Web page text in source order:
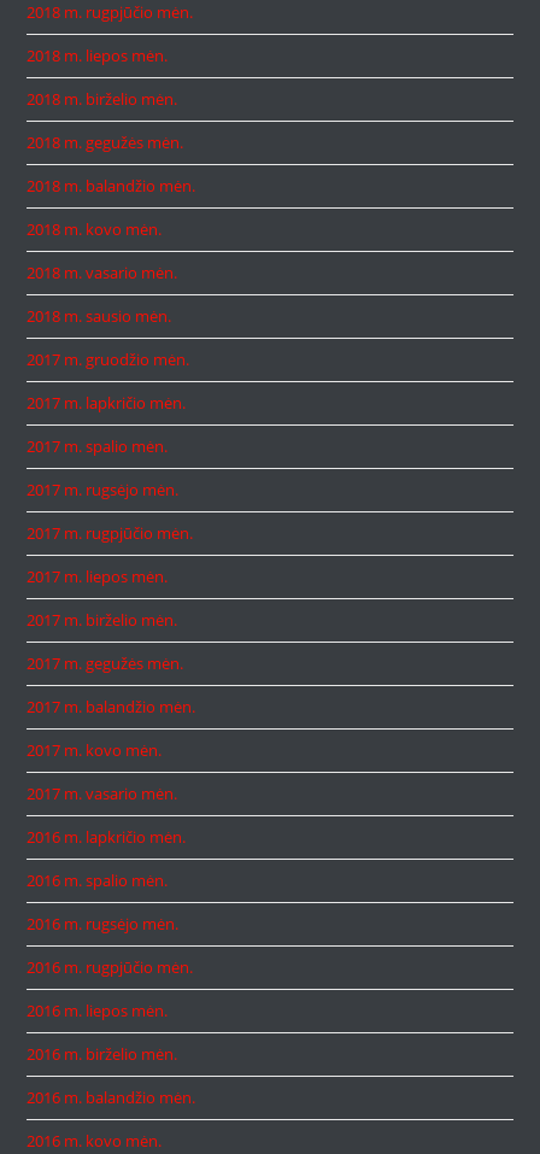
2018 m. rugpjūčio mėn.
2018 m. liepos mėn.
2018 m. birželio mėn.
2018 m. gegužės mėn.
2018 m. balandžio mėn.
2018 m. kovo mėn.
2018 m. vasario mėn.
2018 m. sausio mėn.
2017 m. gruodžio mėn.
2017 m. lapkričio mėn.
2017 m. spalio mėn.
2017 m. rugsėjo mėn.
2017 m. rugpjūčio mėn.
2017 m. liepos mėn.
2017 m. birželio mėn.
2017 m. gegužės mėn.
2017 m. balandžio mėn.
2017 m. kovo mėn.
2017 m. vasario mėn.
2016 m. lapkričio mėn.
2016 m. spalio mėn.
2016 m. rugsėjo mėn.
2016 m. rugpjūčio mėn.
2016 m. liepos mėn.
2016 m. birželio mėn.
2016 m. balandžio mėn.
2016 m. kovo mėn.